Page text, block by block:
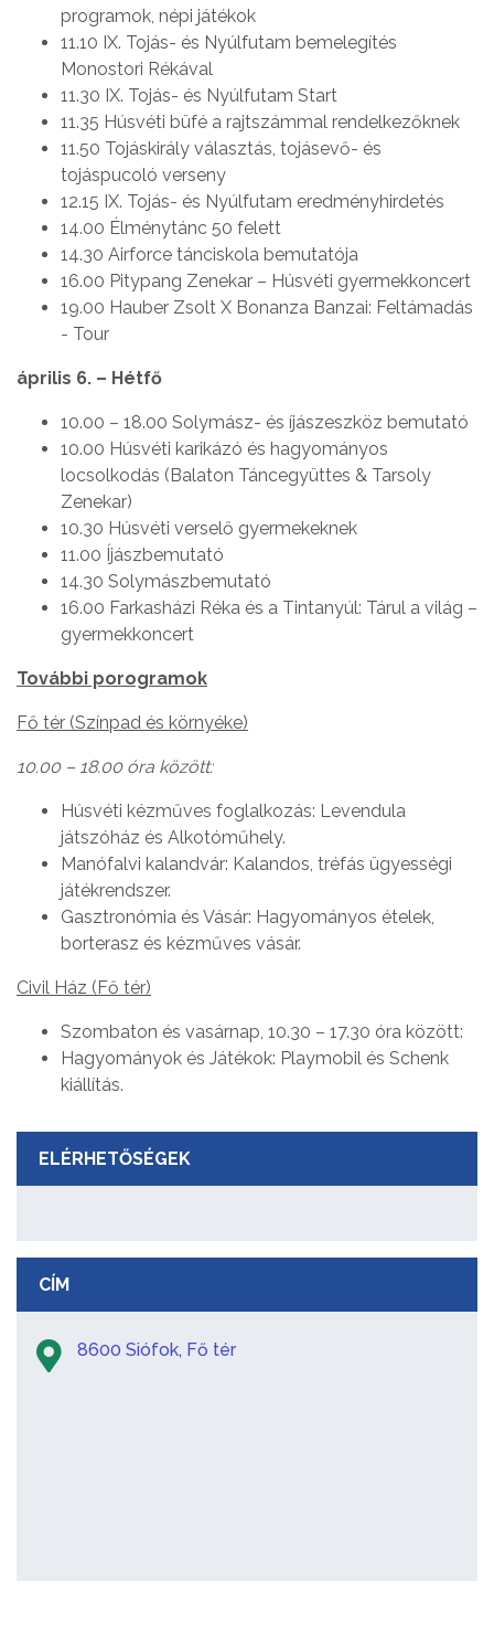
programok, népi játékok
11.10 IX. Tojás- és Nyúlfutam bemelegítés
Monostori Rékával
11.30 IX. Tojás- és Nyúlfutam Start
11.35 Húsvéti büfé a rajtszámmal rendelkezőknek
11.50 Tojáskirály választás, tojásevő- és
tojáspucoló verseny
12.15 IX. Tojás- és Nyúlfutam eredményhirdetés
14.00 Élménytánc 50 felett
14.30 Airforce tánciskola bemutatója
16.00 Pitypang Zenekar – Húsvéti gyermekkoncert
19.00 Hauber Zsolt X Bonanza Banzai: Feltámadás
- Tour
április 6. – Hétfő
10.00 – 18.00 Solymász- és íjászeszköz bemutató
10.00 Húsvéti karikázó és hagyományos
locsolkodás (Balaton Táncegyüttes & Tarsoly
Zenekar)
10.30 Húsvéti verselő gyermekeknek
11.00 Íjászbemutató
14.30 Solymászbemutató
16.00 Farkasházi Réka és a Tintanyúl: Tárul a világ –
gyermekkoncert
További porogramok
Fő tér (Színpad és környéke)
10.00 – 18.00 óra között:
Húsvéti kézműves foglalkozás: Levendula
játszóház és Alkotóműhely.
Manófalvi kalandvár: Kalandos, tréfás ügyességi
játékrendszer.
Gasztronómia és Vásár: Hagyományos ételek,
borterasz és kézműves vásár.
Civil Ház (Fő tér)
Szombaton és vasárnap, 10.30 – 17.30 óra között:
Hagyományok és Játékok: Playmobil és Schenk
kiállítás.
ELÉRHETŐSÉGEK
CÍM
8600 Siófok, Fő tér